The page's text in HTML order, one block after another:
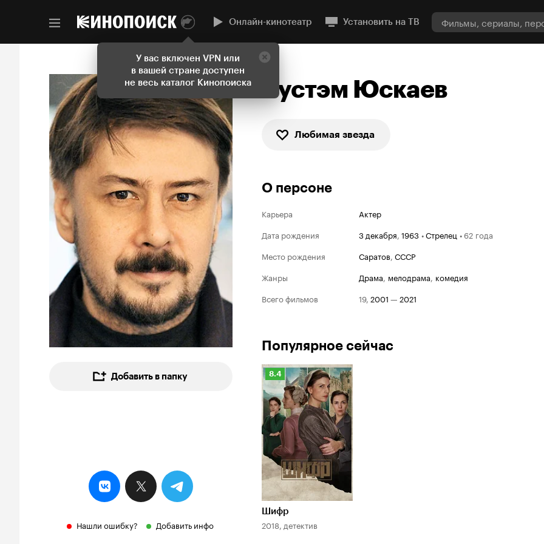
У вас включен VPN или
в вашей стране доступен
не весь каталог Кинопоиска
Онлайн-кинотеатр Установить на ТВ
Добавить в папку
Нашли ошибку? Добавить инфо
Рустэм Юскаев
Любимая звезда
О персоне
Карьера
Актер
Дата рождения
3 декабря, 1963 •Стрелец • 62 года
Место рождения
Саратов, СССР
Жанры
драма, мелодрама, комедия
Всего фильмов
19, 2001 — 2021
Популярное сейчас
Рейтинг
Кинопоиска
8.4
8.4
Шифр
2018, детектив